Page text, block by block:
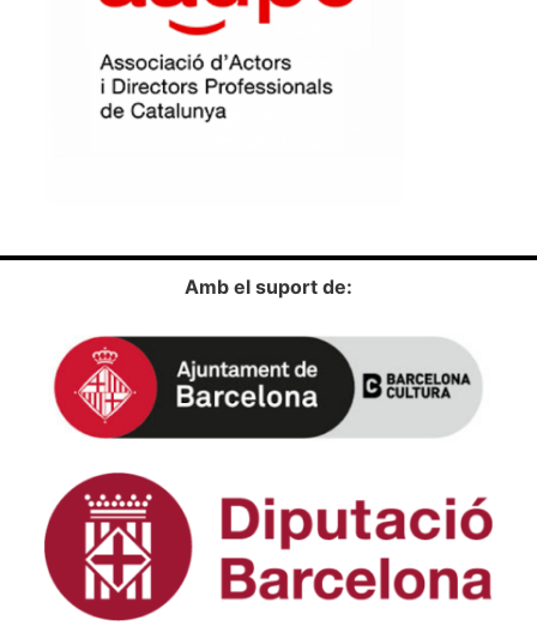
Amb el suport de: